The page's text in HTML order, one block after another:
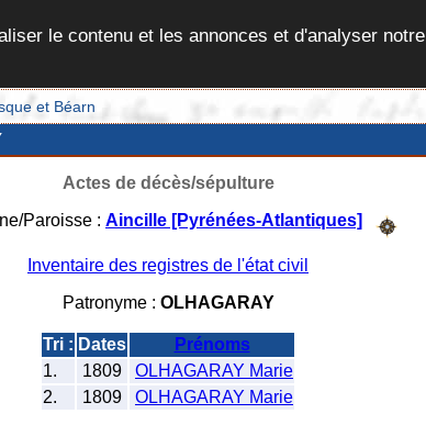
le contenu et les annonces et d'analyser
et Béarn
Actes de décès/sépulture
Paroisse : Aincille [Pyrénées-Atlantiques]
Inventaire des registres de l'état civil
Patronyme : OLHAGARAY
Tri : Dates
Prénoms
1.
1809
OLHAGARAY Marie
2.
1809 OLHAGARAY Marie